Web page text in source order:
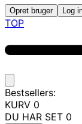
Opret bruger Log
TOP
Bestsellers:
KURV 0
DU HAR SET 0